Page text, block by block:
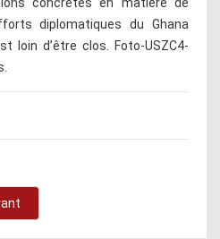
diplomatiques du Ghana
loin d’être clos. Foto-USZC4-